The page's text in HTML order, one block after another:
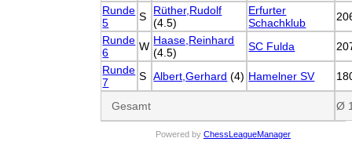
Runde
5
S
Rüther,Rudolf
(4.5)
Erfurter
Schachklub
Runde
6
W Haase,Reinhard
(4.5)
SC Fulda
Runde
7
S Albert,Gerhard (4) Hamelner SV
Gesamt Ø
Powered by ChessLeagueManager